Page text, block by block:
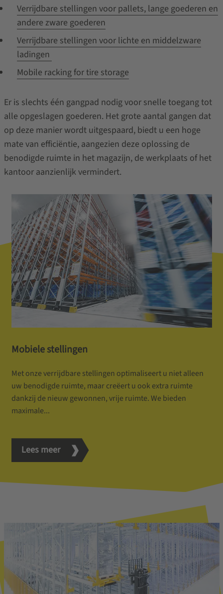
Verrijdbare stellingen voor pallets, lange goederen en
andere zware goederen
Verrijdbare stellingen voor lichte en middelzware
ladingen
Mobile racking for tire storage
Er is slechts één gangpad nodig voor snelle toegang tot
alle opgeslagen goederen. Het grote aantal gangen dat
op deze manier wordt uitgespaard, biedt u een hoge
mate van efficiëntie, aangezien deze oplossing de
benodigde ruimte in het magazijn, de werkplaats of het
kantoor aanzienlijk vermindert.
Mobiele stellingen
Met onze verrijdbare stellingen optimaliseert u niet alleen
uw benodigde ruimte, maar creëert u ook extra ruimte
dankzij de nieuw gewonnen, vrije ruimte. We bieden
maximale...
Lees meer